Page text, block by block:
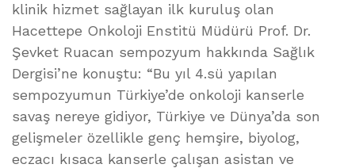
klinik hizmet sağlayan ilk kuruluş olan
Hacettepe Onkoloji Enstitü Müdürü Prof. Dr.
Şevket Ruacan sempozyum hakkında Sağlık
Dergisi’ne konuştu: “Bu yıl 4.sü yapılan
sempozyumun Türkiye’de onkoloji kanserle
savaş nereye gidiyor, Türkiye ve Dünya’da son
gelişmeler özellikle genç hemşire, biyolog,
eczacı kısaca kanserle çalışan asistan ve